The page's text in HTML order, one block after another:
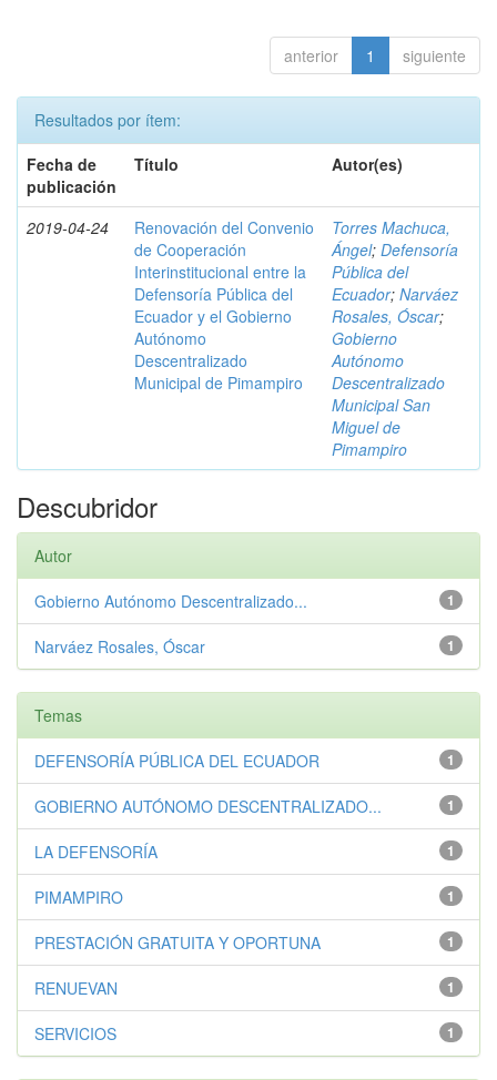
anterior 1 siguiente
Resultados por ítem:
Fecha de
publicación
Título Autor(es)
2019-04-24
Renovación del Convenio
de Cooperación
Interinstitucional entre la
Defensoría Pública del
Ecuador y el Gobierno
Autónomo
Descentralizado
Municipal de Pimampiro
Torres Machuca,
Ángel; Defensoría
Pública del
Ecuador; Narváez
Rosales, Óscar;
Gobierno
Autónomo
Descentralizado
Municipal San
Miguel de
Pimampiro
Descubridor
Autor
1
Gobierno Autónomo Descentralizado...
1
Narváez Rosales, Óscar
Temas
1
DEFENSORÍA PÚBLICA DEL ECUADOR
1
GOBIERNO AUTÓNOMO DESCENTRALIZADO...
1
LA DEFENSORÍA
1
PIMAMPIRO
1
PRESTACIÓN GRATUITA Y OPORTUNA
1
RENUEVAN
1
SERVICIOS